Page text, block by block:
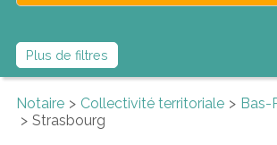
Plus de filtres
Notaire Collectivité territoriale
Bas-
Strasbourg